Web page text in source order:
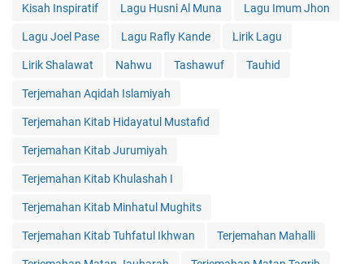
Kisah Inspiratif Lagu Husni Al Muna Lagu Imum Jhon
Lagu Joel Pase Lagu Rafly Kande Lirik Lagu
Lirik Shalawat Nahwu Tashawuf Tauhid
Terjemahan Aqidah Islamiyah
Terjemahan Kitab Hidayatul Mustafid
Terjemahan Kitab Jurumiyah
Terjemahan Kitab Khulashah I
Terjemahan Kitab Minhatul Mughits
Terjemahan Kitab Tuhfatul Ikhwan Terjemahan Mahalli